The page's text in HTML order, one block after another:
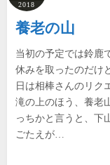
2018
養老の山
当初の予定では鈴鹿
休みを取ったのだけ
日は相棒さんのリク
滝の上のほう、養老
っちかと言うと、下
ごたえが…